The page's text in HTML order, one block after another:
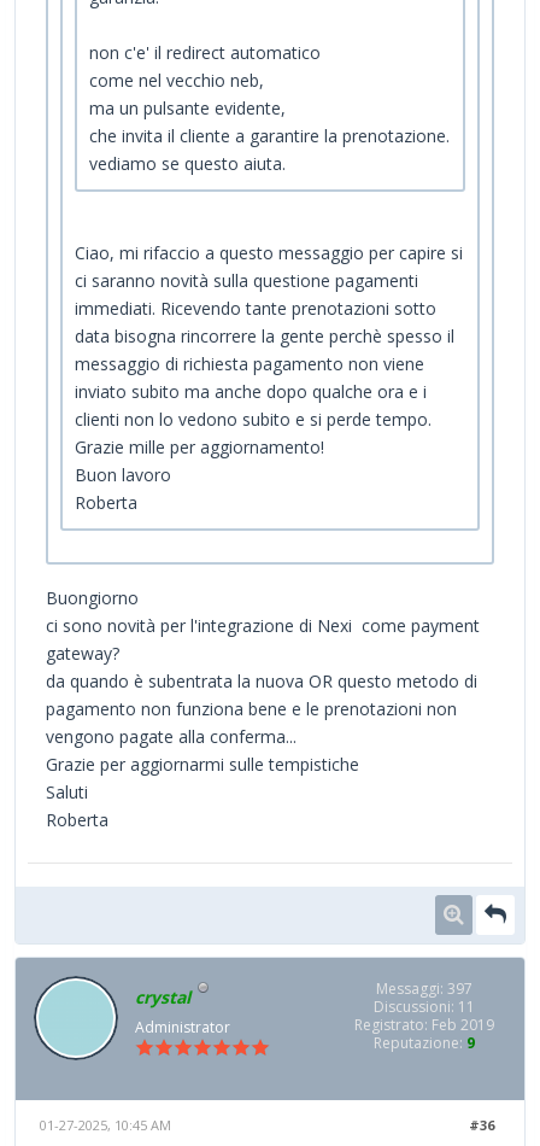
non c'e' il redirect automatico
come nel vecchio neb,
ma un pulsante evidente,
che invita il cliente a garantire la prenotazione.
vediamo se questo aiuta.
Ciao, mi rifaccio a questo messaggio per capire si
ci saranno novità sulla questione pagamenti
immediati. Ricevendo tante prenotazioni sotto
data bisogna rincorrere la gente perchè spesso il
messaggio di richiesta pagamento non viene
inviato subito ma anche dopo qualche ora e i
clienti non lo vedono subito e si perde tempo.
Grazie mille per aggiornamento!
Buon lavoro
Roberta
Buongiorno
ci sono novità per l'integrazione di Nexi come payment
gateway?
da quando è subentrata la nuova OR questo metodo di
pagamento non funziona bene e le prenotazioni non
vengono pagate alla conferma...
Grazie per aggiornarmi sulle tempistiche
Saluti
Roberta
crystal
Administrator
Messaggi: 397
Discussioni: 11
Registrato: Feb 2019
Reputazione: 9
#36
01-27-2025, 10:45 AM